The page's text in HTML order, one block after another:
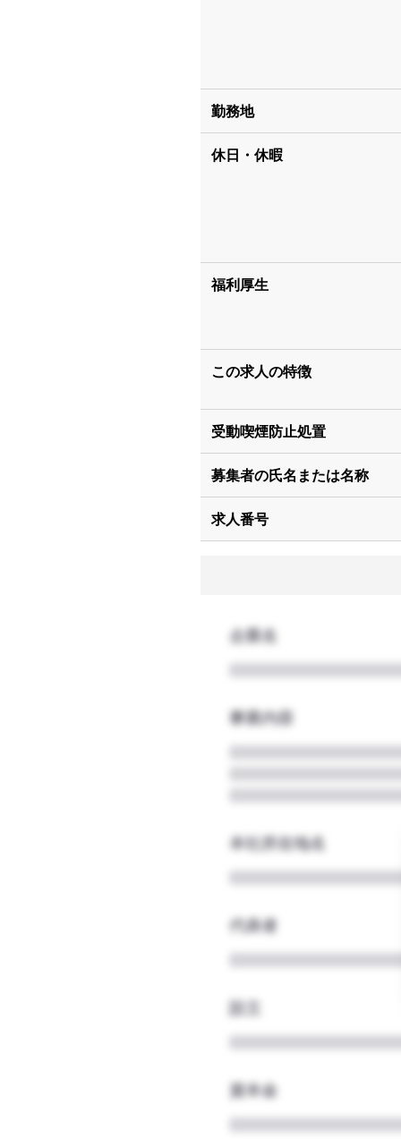
勤務地
休日・休暇
福利厚生
この求人の特徴
受動喫煙防止処置
募集者の氏名または名称
求人番号
企業名
事業内容
本社所在地名
代表者
設立
資本金